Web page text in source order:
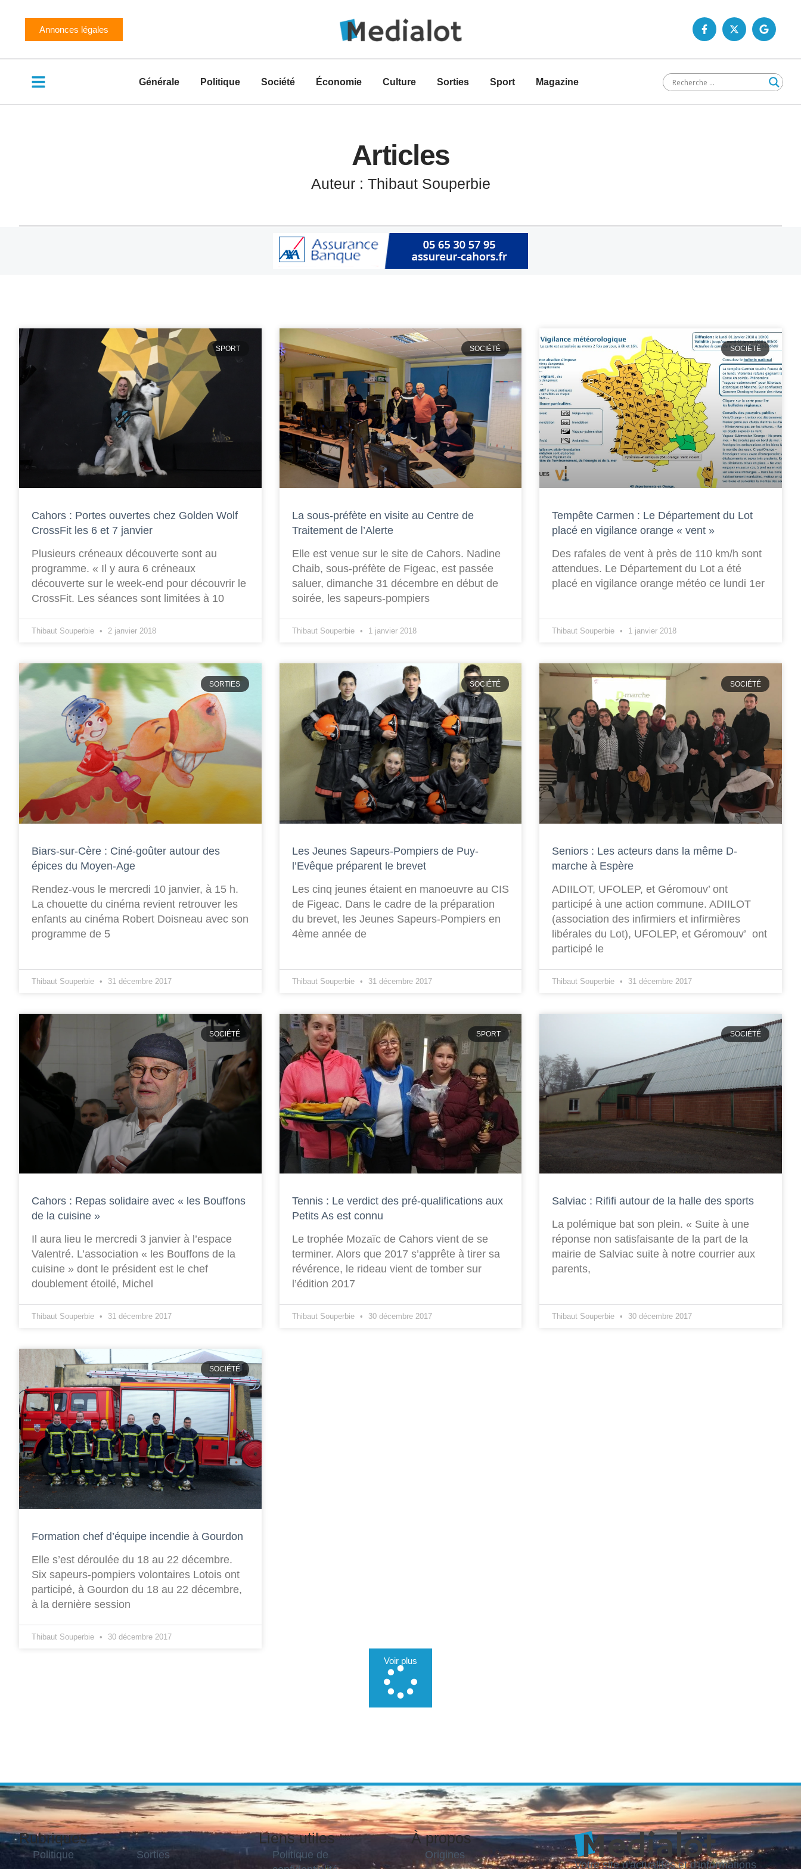
Annonces légales
Générale Politique Société Économie Culture Sorties Sport Magazine
Articles
Auteur : Thibaut Souperbie
SPORT
Cahors : Portes ouvertes chez Golden Wolf
CrossFit les 6 et 7 janvier
Plusieurs créneaux découverte sont au
programme. « Il y aura 6 créneaux
découverte sur le week-end pour découvrir le
CrossFit. Les séances sont limitées à 10
Thibaut Souperbie 2 janvier 2018
SOCIÉTÉ
La sous-préfète en visite au Centre de
Traitement de l’Alerte
Elle est venue sur le site de Cahors. Nadine
Chaib, sous-préfète de Figeac, est passée
saluer, dimanche 31 décembre en début de
soirée, les sapeurs-pompiers
Thibaut Souperbie 1 janvier 2018
SOCIÉTÉ
Tempête Carmen : Le Département du Lot
placé en vigilance orange « vent »
Des rafales de vent à près de 110 km/h sont
attendues. Le Département du Lot a été
placé en vigilance orange météo ce lundi 1er
Thibaut Souperbie 1 janvier 2018
SORTIES
Biars-sur-Cère : Ciné-goûter autour des
épices du Moyen-Age
Rendez-vous le mercredi 10 janvier, à 15 h.
La chouette du cinéma revient retrouver les
enfants au cinéma Robert Doisneau avec son
programme de 5
Thibaut Souperbie 31 décembre 2017
SOCIÉTÉ
Les Jeunes Sapeurs-Pompiers de Puy-
l’Evêque préparent le brevet
Les cinq jeunes étaient en manoeuvre au CIS
de Figeac. Dans le cadre de la préparation
du brevet, les Jeunes Sapeurs-Pompiers en
4ème année de
Thibaut Souperbie 31 décembre 2017
SOCIÉTÉ
Seniors : Les acteurs dans la même D-
marche à Espère
ADIILOT, UFOLEP, et Géromouv’ ont
participé à une action commune. ADIILOT
(association des infirmiers et infirmières
libérales du Lot), UFOLEP, et Géromouv’ ont
participé le
Thibaut Souperbie 31 décembre 2017
SOCIÉTÉ
Cahors : Repas solidaire avec « les Bouffons
de la cuisine »
Il aura lieu le mercredi 3 janvier à l’espace
Valentré. L’association « les Bouffons de la
cuisine » dont le président est le chef
doublement étoilé, Michel
Thibaut Souperbie 31 décembre 2017
SPORT
Tennis : Le verdict des pré-qualifications aux
Petits As est connu
Le trophée Mozaïc de Cahors vient de se
terminer. Alors que 2017 s’apprête à tirer sa
révérence, le rideau vient de tomber sur
l’édition 2017
Thibaut Souperbie 30 décembre 2017
SOCIÉTÉ
Salviac : Rififi autour de la halle des sports
La polémique bat son plein. « Suite à une
réponse non satisfaisante de la part de la
mairie de Salviac suite à notre courrier aux
parents,
Thibaut Souperbie 30 décembre 2017
SOCIÉTÉ
Formation chef d’équipe incendie à Gourdon
Elle s’est déroulée du 18 au 22 décembre.
Six sapeurs-pompiers volontaires Lotois ont
participé, à Gourdon du 18 au 22 décembre,
à la dernière session
Thibaut Souperbie 30 décembre 2017
Voir plus
Rubriques
Politique
Sorties
Liens utiles
Politique de
À propos
Origines
Votre site d'actualités et d'informations